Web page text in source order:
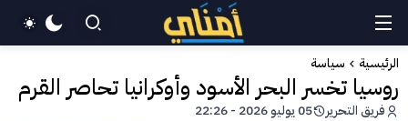
الرئيسية سياسة
روسيا تخسر البحر الأسود وأوكرانيا تحاصر القرم
فريق التحرير 05 يوليو 2026 - 22:26